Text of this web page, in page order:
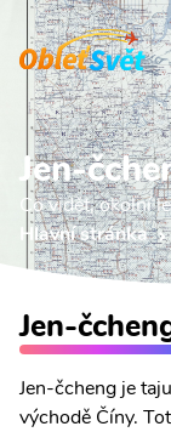
Jen-
Co vidět, okolní
Hlavní stránka
Jen-
Jen-čcheng je
východě Číny.